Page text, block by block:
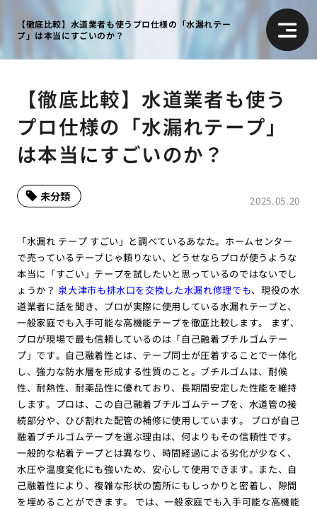
【徹底比較】水道業者も使うプロ仕様の「水漏れテー
プ」は本当にすごいのか？
【徹底比較】水道業者も使う
プロ仕様の「水漏れテープ」
は本当にすごいのか？
2025.05.20
未分類
「水漏れ テープ すごい」と調べているあなた。ホームセンター
で売っているテープじゃ頼りない、どうせならプロが使うような
本当に「すごい」テープを試したいと思っているのではないでし
ょうか？泉大津市も排水口を交換した水漏れ修理でも、現役の水
道業者に話を聞き、プロが実際に使用している水漏れテープと、
一般家庭でも入手可能な高機能テープを徹底比較します。 まず、
プロが現場で最も信頼しているのは「自己融着ブチルゴムテー
プ」です。自己融着性とは、テープ同士が圧着することで一体化
し、強力な防水層を形成する性質のこと。ブチルゴムは、耐候
性、耐熱性、耐薬品性に優れており、長期間安定した性能を維持
します。プロは、この自己融着ブチルゴムテープを、水道管の接
続部分や、ひび割れた配管の補修に使用しています。 プロが自己
融着ブチルゴムテープを選ぶ理由は、何よりもその信頼性です。
一般的な粘着テープとは異なり、時間経過による劣化が少なく、
水圧や温度変化にも強いため、安心して使用できます。また、自
己融着性により、複雑な形状の箇所にもしっかりと密着し、隙間
を埋めることができます。 では、一般家庭でも入手可能な高機能